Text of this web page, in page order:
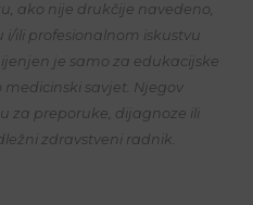
ako nije drukčije navedeno,
ili profesionalnom iskustvu
je samo za edukacijske
savjet. Njegov
za preporuke, dijagnoze ili
zdravstveni radnik.